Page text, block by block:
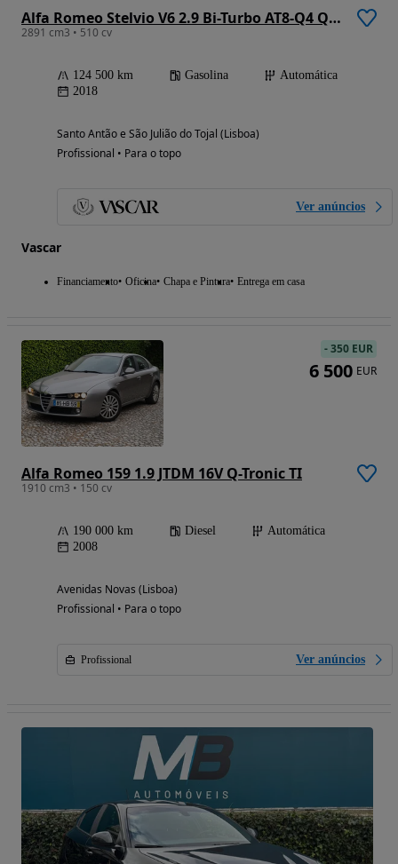
Alfa Romeo Stelvio V6 2.9 Bi-Turbo AT8-Q4 Quadrifoglio
2891 cm3 • 510 cv
124 500 km Gasolina
Automática
2018
Santo Antão e São Julião do Tojal (Lisboa)
Profissional • Para o topo
Ver anúncios
Vascar
Financiamento Oficina Chapa e Pintura Entrega em casa
Alfa Romeo 159 1.9 JTDM 16V Q-Tronic TI
1910 cm3 • 150 cv
190 000 km Diesel
Automática
2008
Avenidas Novas (Lisboa)
Profissional • Para o topo
Profissional Ver anúncios
-350 EUR
6 500 EUR